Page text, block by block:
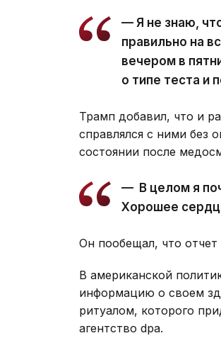
— Я не знаю,
правильно на
вечером в
о типе теста и
Трамп добавил, что и
справлялся с ними без
состоянии после
— В целом я
Хорошее
Он пообещал, что отчет
В американской
информацию о своем
ритуалом, которого
агентство dpa.